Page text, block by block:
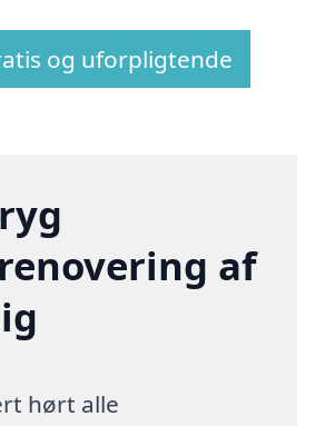
og uforpligtende
af
hørt alle